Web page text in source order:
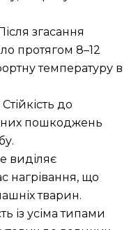
згасання
протягом 8–12
температуру в
Стійкість до
пошкоджень
виділяє
нагрівання, що
тварин.
із усіма типами